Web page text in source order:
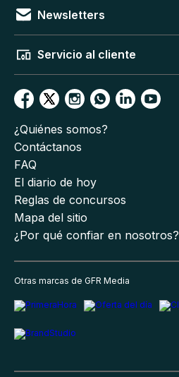
Newsletters
Servicio al cliente
¿Quiénes somos?
Contáctanos
FAQ
El diario de hoy
Reglas de concursos
Mapa del sitio
¿Por qué confiar en nosotros?
Otras marcas de GFR Media